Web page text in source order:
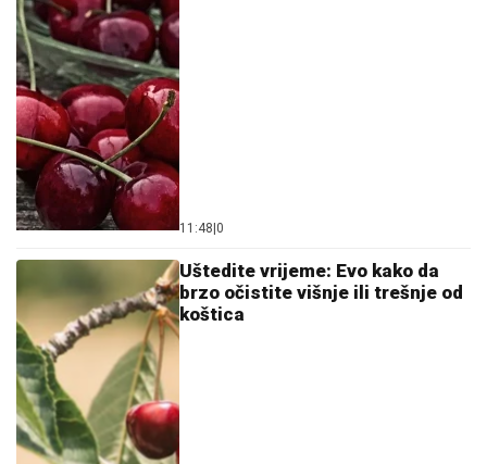
11:48 0
Uštedite vrijeme: Evo kako da
brzo očistite višnje ili trešnje od
koštica